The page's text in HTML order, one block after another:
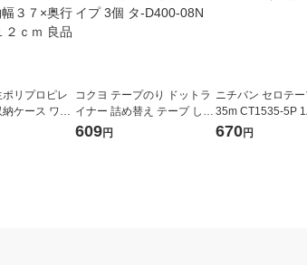
リプロピレ
ケース ワイ
レー 約幅３
コクヨ テープのり ドットラ
イナー 詰め替え テープ しっ
かり貼るタイプ 3個 タ-D400
609円
ニチバン セロテ
35m CT1535-5P 1
巻入）
670円